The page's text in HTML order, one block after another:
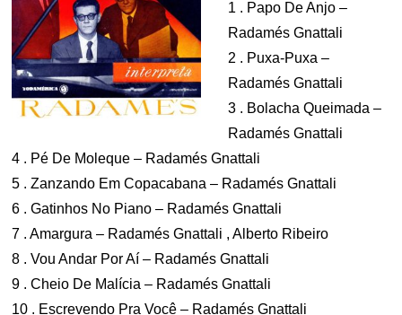
1 . Papo De Anjo –
Radamés Gnattali
2 . Puxa-Puxa –
Radamés Gnattali
3 . Bolacha Queimada –
Radamés Gnattali
4 . Pé De Moleque – Radamés Gnattali
5 . Zanzando Em Copacabana – Radamés Gnattali
6 . Gatinhos No Piano – Radamés Gnattali
7 . Amargura – Radamés Gnattali , Alberto Ribeiro
8 . Vou Andar Por Aí – Radamés Gnattali
9 . Cheio De Malícia – Radamés Gnattali
10 . Escrevendo Pra Você – Radamés Gnattali